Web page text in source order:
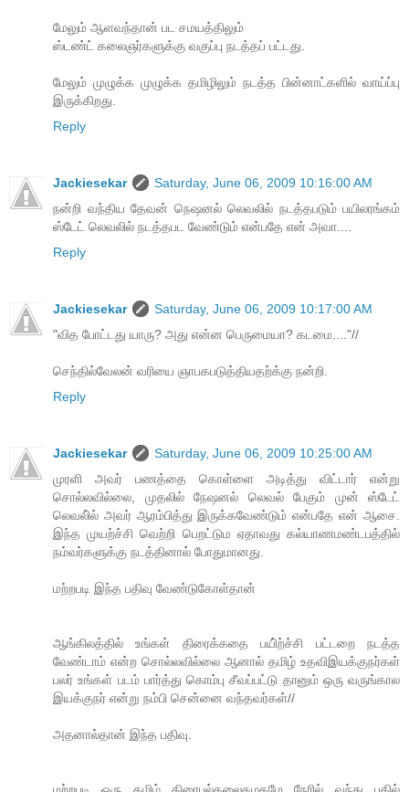
மேலும் ஆளவந்தான் பட சமயத்திலும்
ஸ்டண்ட் கலைஞர்களுக்கு வகுப்பு நடத்தப் பட்டது.
மேலும் முழுக்க முழுக்க தமிழிலும் நடத்த பின்னாட்களில் வாய்ப்பு
இருக்கிறது.
Reply
Jackiesekar
Saturday, June 06, 2009 10:16:00 AM
நன்றி வந்திய தேவன் நெஷனல் லெவலில் நடத்தபடும் பயிலரங்கம்
ஸ்டேட் லெவலில் நடத்தபட வேண்டும் என்பதே என் அவா....
Reply
Jackiesekar
Saturday, June 06, 2009 10:17:00 AM
"வித போட்டது யாரு? அது என்ன பெருமையா? கடமை...."//
செந்தில்வேலன் வரியை ஞாபகபடுத்தியதற்க்கு நன்றி.
Reply
Jackiesekar
Saturday, June 06, 2009 10:25:00 AM
முரளி அவர் பணத்தை கொள்ளை அடித்து விட்டார் என்று
சொல்லவில்லை, முதலில் நேஷனல் லெவல் பேகும் முன் ஸ்டேட்
லெவலி்ல் அவர் ஆரம்பித்து இருக்கவேண்டும் என்பதே என் ஆசை.
இந்த முயற்ச்சி வெற்றி பெறட்டும ஏதாவது கல்யாணமண்டபத்தில்
நம்வர்களுக்கு நடத்தினால் போதுமானது.
மற்றபடி இந்த பதிவு வேண்டுகோள்தான்
ஆங்கிலத்தில் உங்கள் திரைக்கதை பயி்ற்ச்சி பட்டறை நடத்த
வேண்டாம் என்ற சொல்லவில்லை ஆனால் தமிழ் உதவிஇயக்குநர்கள்
பலர் உங்கள் படம் பார்த்து கொம்பு சீவப்பட்டு தானும் ஒரு வருங்கால
இயக்குநர் என்று நம்பி சென்னை வந்தவர்கள்//
அதனால்தான் இந்த பதிவு.